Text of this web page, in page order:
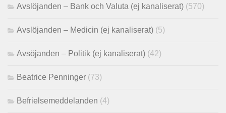
Avslöjanden – Bank och Valuta (ej kanaliserat) (570)
Avslöjanden – Medicin (ej kanaliserat) (5)
Avsöjanden – Politik (ej kanaliserat) (42)
Beatrice Penninger (73)
Befrielsemeddelanden (4)